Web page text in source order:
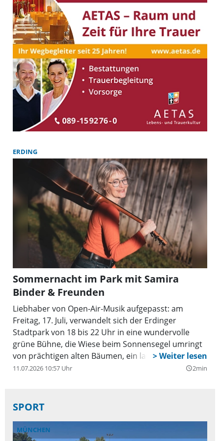
ERDING
Sommernacht im Park mit Samira
Binder & Freunden
Liebhaber von Open-Air-Musik aufgepasst: am
Freitag, 17. Juli, verwandelt sich der Erdinger
Stadtpark von 18 bis 22 Uhr in eine wundervolle
grüne Bühne, die Wiese beim Sonnensegel umringt
von prächtigen alten Bäumen, ein lauer
Sommerabend, leise fließt die Sempt vorbei ... Das
einem ganz besonderen Event mit Singer-
Liedermacherei, Reggae einladen.
11.07.2026 10:57 Uhr query_builder2min
SPORT
MÜNCHEN